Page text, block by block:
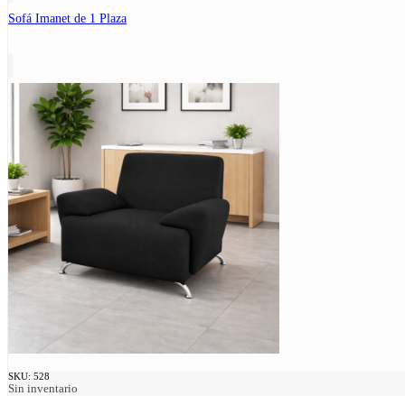
Sofá Imanet de 1 Plaza
SKU: 528
Sin inventario